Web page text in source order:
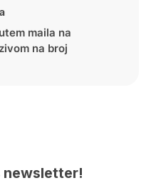
maila na
na broj
newsletter!